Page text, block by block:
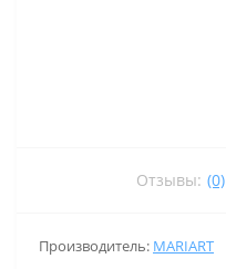
Отзывы: (0)
Производитель: MARIART